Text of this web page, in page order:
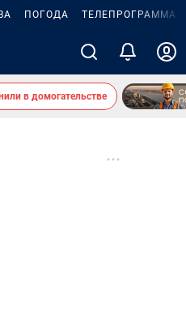
ПОГОДА ТЕЛЕПРОГРАММА
в домогательстве